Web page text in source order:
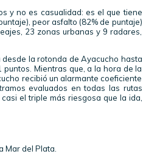
y no es casualidad: es el que tiene
peor asfalto (82% de puntaje)
23 zonas urbanas y 9 radares,
la rotonda de Ayacucho hasta
Mientras que, a la hora de la
recibió un alarmante coeficiente
evaluados en todas las rutas
el triple más riesgosa que la ida,
Mar del Plata.